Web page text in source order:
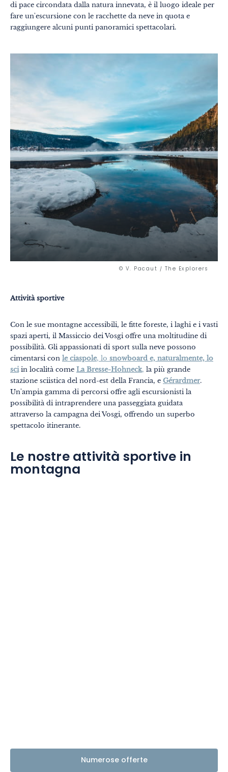
di pace circondata dalla natura innevata, è il luogo ideale per
fare un'escursione con le racchette da neve in quota e
raggiungere alcuni punti panoramici spettacolari.
© V. Pacaut / The Explorers
Attività sportive
Con le sue montagne accessibili, le fitte foreste, i laghi e i vasti
spazi aperti, il Massiccio dei Vosgi offre una moltitudine di
possibilità. Gli appassionati di sport sulla neve possono
cimentarsi con le ciaspole, lo snowboard e, naturalmente, lo
sciin località come La Bresse-Hohneck, la più grande
stazione sciistica del nord-est della Francia, e Gérardmer.
Un'ampia gamma di percorsi offre agli escursionisti la
possibilità di intraprendere una passeggiata guidata
attraverso la campagna dei Vosgi, offrendo un superbo
spettacolo itinerante.
Le nostre attività sportive in
montagna
Numerose offerte